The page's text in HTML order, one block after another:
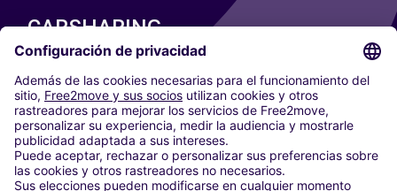
CARSHARING
NUESTRAS CIUDADES
Paris
Madrid
Washington DC
Milán
Roma
Turín
Viena